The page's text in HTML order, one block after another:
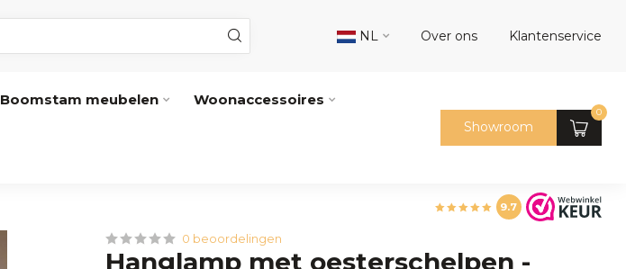
NL Over ons Klantenservice
Boomstam meubelen Woonaccessoires
Showroom
0
9.7
0 beoordelingen
Hanglamp met oesterschelpen -